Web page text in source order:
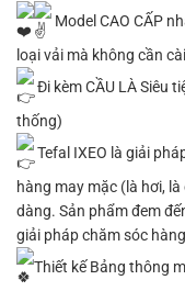
Model CAO CẤP
loại vải mà không cần
Đi kèm CẦU LÀ Siêu
thống)
Tefal IXEO là giải
hàng may mặc (là hơi,
dàng. Sản phẩm đem
giải pháp chăm sóc
Thiết kế Bảng thông